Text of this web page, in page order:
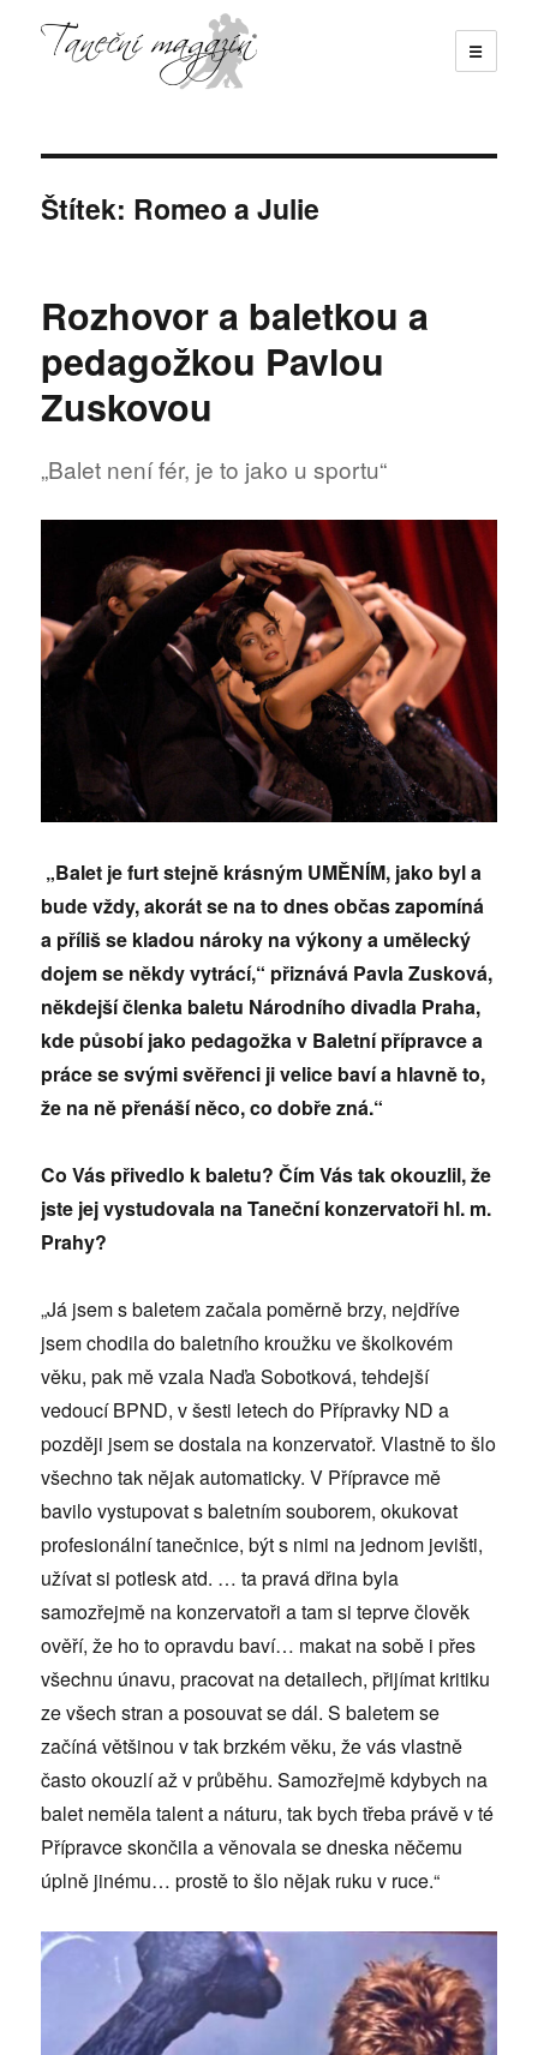
☰
Štítek: Romeo a Julie
Rozhovor a baletkou a
pedagožkou Pavlou
Zuskovou
„Balet není fér, je to jako u sportu“
„Balet je furt stejně krásným UMĚNÍM, jako byl a
bude vždy, akorát se na to dnes občas zapomíná
a příliš se kladou nároky na výkony a umělecký
dojem se někdy vytrácí,“ přiznává Pavla Zusková,
někdejší členka baletu Národního divadla Praha,
kde působí jako pedagožka v Baletní přípravce a
práce se svými svěřenci ji velice baví a hlavně to,
že na ně přenáší něco, co dobře zná.“
Co Vás přivedlo k baletu? Čím Vás tak okouzlil, že
jste jej vystudovala na Taneční konzervatoři hl. m.
Prahy?
„Já jsem s baletem začala poměrně brzy, nejdříve
jsem chodila do baletního kroužku ve školkovém
věku, pak mě vzala Naďa Sobotková, tehdejší
vedoucí BPND, v šesti letech do Přípravky ND a
později jsem se dostala na konzervatoř. Vlastně to šlo
všechno tak nějak automaticky. V Přípravce mě
bavilo vystupovat s baletním souborem, okukovat
profesionální tanečnice, být s nimi na jednom jevišti,
užívat si potlesk atd. … ta pravá dřina byla
samozřejmě na konzervatoři a tam si teprve člověk
ověří, že ho to opravdu baví… makat na sobě i přes
všechnu únavu, pracovat na detailech, přijímat kritiku
ze všech stran a posouvat se dál. S baletem se
začíná většinou v tak brzkém věku, že vás vlastně
často okouzlí až v průběhu. Samozřejmě kdybych na
balet neměla talent a náturu, tak bych třeba právě v té
Přípravce skončila a věnovala se dneska něčemu
úplně jinému… prostě to šlo nějak ruku v ruce.“